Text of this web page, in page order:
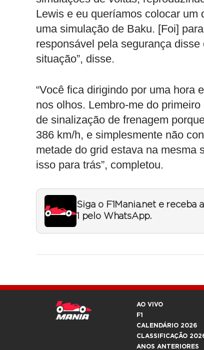
Lewis e eu queríamos colocar um
uma simulação de Baku. [Foi]
responsável pela segurança
situação”, disse.
“Você fica dirigindo por uma hora
nos olhos. Lembro-me do
de sinalização de frenagem
386 km/h, e simplesmente não
metade do grid estava na mesma
isso para trás”, completou.
Siga o F1Mania.net e receba
1 pelo WhatsApp.
AO VIVO
F1
CALENDÁRIO 2026
CLASSIFICAÇÃO
ANOS ANTERIORES